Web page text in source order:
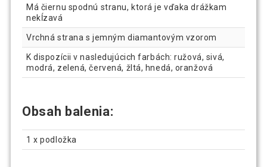
Má čiernu spodnú stranu, ktorá je vďaka drážkam
nekĺzavá
Vrchná strana s jemným diamantovým vzorom
K dispozícii v nasledujúcich farbách: ružová, sivá,
modrá, zelená, červená, žltá, hnedá, oranžová
Obsah balenia:
1 x podložka